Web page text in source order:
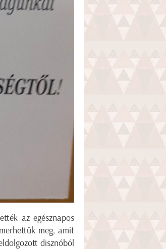
az egésznapos
meg, amit
disznóból